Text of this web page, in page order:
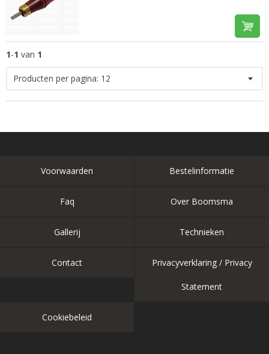
1-1 van 1
Producten per pagina: 12
Voorwaarden Bestelinformatie
Faq Over Boomsma
Gallerij Technieken
Contact Privacyverklaring / Privacy
Statement
Cookiebeleid